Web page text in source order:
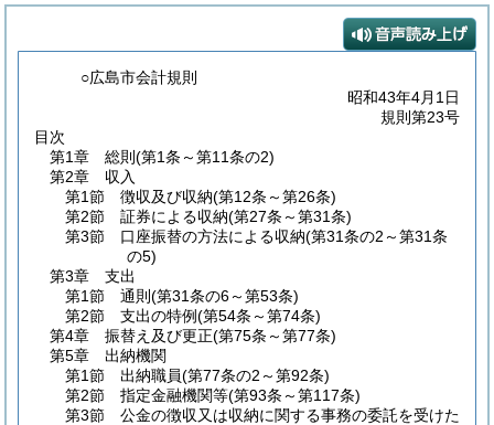
○広島市会計規則
昭和43年4月1日
規則第23号
目次
第1章
総則 (第1条～第11条の2)
第2章
収入
第1節
徴収及び収納(第12条～第26条)
第2節
証券による収納(第27条～第31条)
第3節
口座振替の方法による収納(第31条の2～第31条
の5)
第3章
支出
第1節
通則 (第31条の6～第53条)
第2節
支出の特例(第54条～第74条)
第4章
振替え及び更正(第75条～第77条)
第5章
出納機関
第1節
出納職員(第77条の2～第92条)
第2節
指定金融機関等(第93条～第117条)
第3節
公金の徴収又は収納に関する事務の委託を受けた